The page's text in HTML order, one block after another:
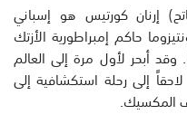
إرنان كورتيس هو إسباني
حاكم إمبراطورية الأزتك
أبحر لأول مرة إلى العالم
كورتيس لاحقاً إلى رحلة استكشافية إلى